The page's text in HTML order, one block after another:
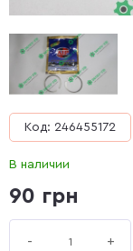
Код: 246455172
В наличии
90 грн
- +